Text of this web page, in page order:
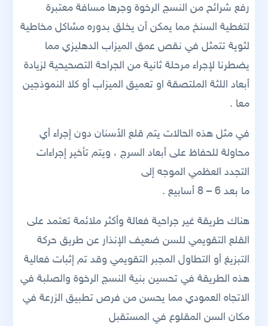
رفع شرائح من النسج الرخوة وجرها مسافة معتبرة
لتغطية السنخ مما يمكن أن يخلق بدوره مشاكل مخاطية
لثوية تتمثل في نقص عمق الميزاب الدهليزي مما
يضطرنا لإجراء مرحلة ثانية من الجراحة التصحيحية لزيادة
أبعاد اللثة الملتصقة او تعميق الميزاب أو كلا النموذجين
معا .
في مثل هذه الحالات يتم قلع الأسنان دون إجراء أي
محاولة للحفاظ على أبعاد السرج ، ويتم تأخير إجراءات
التجدد العظمي الموجه إلى
ما بعد 6 – 8 أسابيع .
هناك طريقة غير جراحية فعالة وأكثر ملائمة تعتمد على
القلع التقويمي للسن ضعيف الإنذار عن طريق حركة
التبزيغ أو التطاول المجبر التقويمي وقد تم إثبات فعالية
هذه الطريقة في تحسين بنية النسج الرخوة والصلبة في
الاتجاه العمودي مما يحسن من فرص تطبيق الزرعة في
مكان السن المقلوع في المستقبل